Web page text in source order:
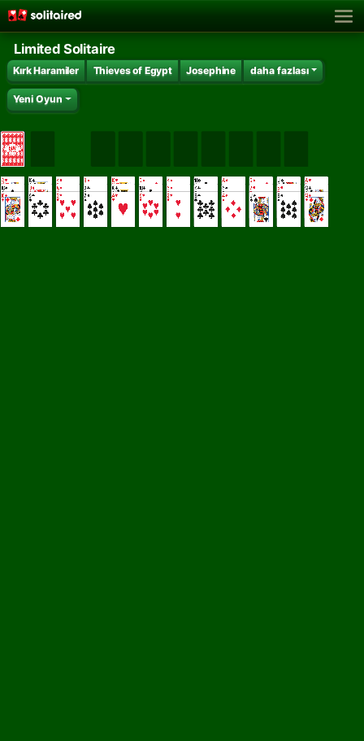
Limited Solitaire
Kırk Haramiler Thieves of Egypt Josephine daha fazlası
Yeni Oyun